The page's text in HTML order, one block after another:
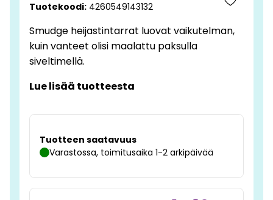
Tuotekoodi: 4260549143132
Smudge heijastintarrat luovat vaikutelman,
kuin vanteet olisi maalattu paksulla
siveltimellä.
Lue lisää tuotteesta
Tuotteen saatavuus
Varastossa, toimitusaika 1-2 arkipäivää